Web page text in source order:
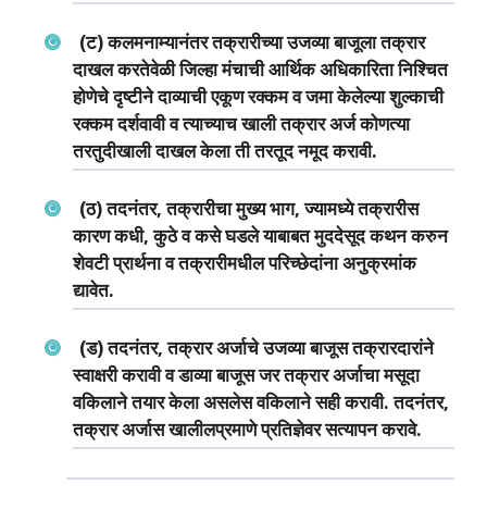
(ट) कलमनाम्‍यानंतर तक्रारीच्‍या उजव्‍या बाजूला तक्रार
दाखल करतेवेळी जिल्‍हा मंचाची आर्थिक अधिकारिता निश्चित
होणेचे दृष्‍टीने दाव्‍याची एकूण रक्‍कम व जमा केलेल्‍या शुल्‍काची
रक्‍कम दर्शवावी व त्‍याच्‍याच खाली तक्रार अर्ज कोणत्‍या
तरतुदीखाली दाखल केला ती तरतूद नमूद करावी.
(ठ) तदनंतर, तक्रारीचा मुख्‍य भाग, ज्‍यामध्‍ये तक्रारीस
कारण कधी, कुठे व कसे घडले याबाबत मुददेसूद कथन करुन
शेवटी प्रार्थना व तक्रारीमधील परिच्‍छेदांना अनुक्रमांक
द्यावेत.
(ड) तदनंतर, तक्रार अर्जाचे उजव्‍या बाजूस तक्रारदारांने
स्‍वाक्षरी करावी व डाव्‍या बाजूस जर तक्रार अर्जाचा मसूदा
वकिलाने तयार केला असलेस वकिलाने सही करावी. तदनंतर,
तक्रार अर्जास खालीलप्रमाणे प्रतिज्ञेवर सत्‍यापन करावे.